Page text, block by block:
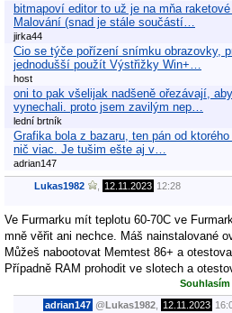
bitmapoví editor to už je na mňa
Malování (snad je stále součástí…
jirka44
Cio se týče pořízení snímku obrazovky,
jednodušší použít Výstřižky Win+…
host
oni to pak všelijak nadšeně ořezávají,
vynechali. proto jsem zavilým nep…
lední brtník
Grafika bola z bazaru, ten pán od
nič viac. Je tušim ešte aj v…
adrian147
Lukas1982 12.11.2023 12:28
Ve Furmarku mít teplotu 60-70C ve
mně věřit ani nechce. Máš nainstalované
Můžeš nabootovat Memtest 86+ a
Případně RAM prohodit ve slotech a
Souhlasím
adrian147 @Lukas1982 12.11.2023